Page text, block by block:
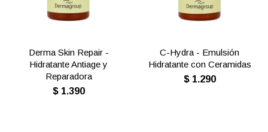
Derma Skin Repair -
Hidratante Antiage y
Reparadora
$ 1.390
C-Hydra - Emulsión
Hidratante con Ceramidas
$ 1.290